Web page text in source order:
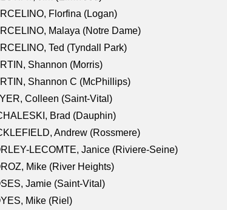
Florfina (Logan)
Malaya (Notre Dame)
Ted (Tyndall Park)
Shannon (Morris)
Shannon C (McPhillips)
Colleen (Saint-Vital)
Brad (Dauphin)
Andrew (Rossmere)
LECOMTE, Janice (Riviere-Seine)
Mike (River Heights)
Jamie (Saint-Vital)
Mike (Riel)